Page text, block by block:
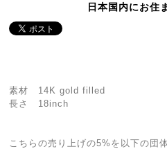
日本国内にお住
素材 14K gold filled
長さ 18inch
こちらの売り上げの5%を以下の団